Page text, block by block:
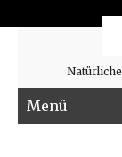
Menü